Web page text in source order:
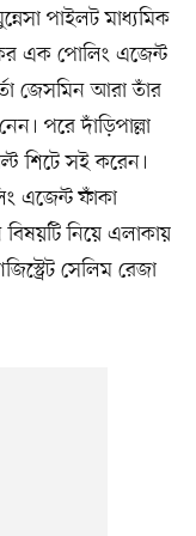
পাইলট মাধ্যমিক
এক পোলিং এজেন্ট
জেসমিন আরা তাঁর
পরে দাঁড়িপাল্লা
শিটে সই করেন।
এজেন্ট ফাঁকা
নিয়ে এলাকায়
সেলিম রেজা